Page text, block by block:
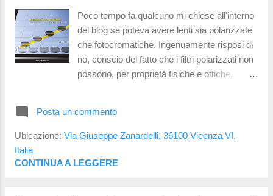
vedere persone in grado di distinguere 16/10.
La quantitá accettata come buona e che
indica un ottimale stato visivo é quella di
10/10. Diottrie Definisce il potere di una lente .
Maggiore é il numero espresso e piú spessa
Poco tempo fa qualcuno mi chiese all'interno
del blog se poteva avere lenti sia polarizzate
che fotocromatiche. Ingenuamente risposi di
no, conscio del fatto che i filtri polarizzati non
possono, per proprietá fisiche e ottiche,
notturna. Ho di recente scoperto l'esistenza
delle Transition Vantage ; prodotte da
dai canali principali. Si tratta di lenti Transition
Posta un commento
Ubicazione: Via Giuseppe Zanardelli, 36100 Vicenza VI,
Italia
CONTINUA A LEGGERE